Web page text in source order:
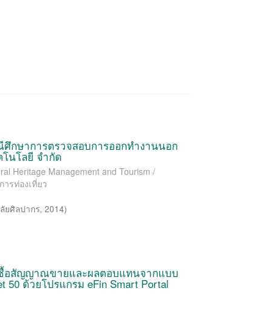
กษาการตรวจสอบการออกทำงานนอก
นโลยี จำกัด
Heritage Management and Tourism /
รท่องเที่ยว
ยศิลปากร,2014)
อสัญญาณขายและผลตอบแทนจากแบบ
ด้วยโปรแกรม eFin Smart Portal